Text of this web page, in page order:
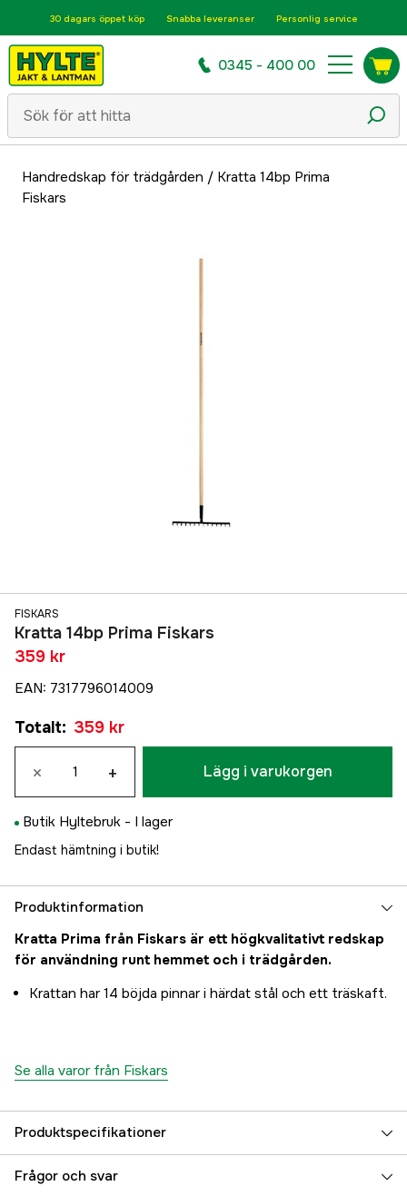
30 dagars öppet köp Snabba leveranser Personlig service
0345 - 400 00
Handredskap för trädgården / Kratta 14bp Prima
Fiskars
FISKARS
Kratta 14bp Prima Fiskars
359 kr
EAN: 7317796014009
Totalt: 359 kr
× + Lägg i varukorgen
Butik Hyltebruk - I lager
Endast hämtning i butik!
Produktinformation
Kratta Prima från Fiskars är ett högkvalitativt redskap
för användning runt hemmet och i trädgården.
Krattan har 14 böjda pinnar i härdat stål och ett träskaft.
Se alla varor från Fiskars
Produktspecifikationer
Referensnummer 3000005040
Frågor och svar